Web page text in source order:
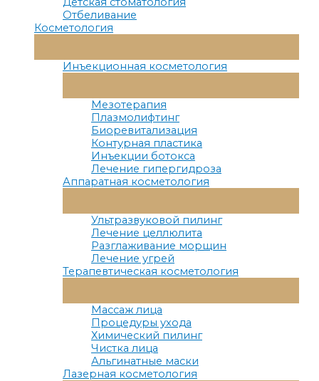
Отбеливание
Косметология
Меню
Инъекционная косметология
Меню
Мезотерапия
Плазмолифтинг
Биоревитализация
Контурная пластика
Инъекции ботокса
Лечение гипергидроза
Аппаратная косметология
Меню
Ультразвуковой пилинг
Лечение целлюлита
Разглаживание морщин
Лечение угрей
Терапевтическая косметология
Меню
Массаж лица
Процедуры ухода
Химический пилинг
Чистка лица
Альгинатные маски
Лазерная косметология